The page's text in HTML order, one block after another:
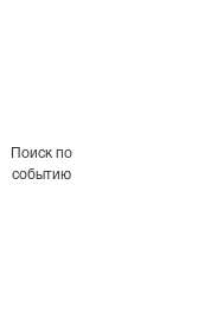
Поиск по
событию